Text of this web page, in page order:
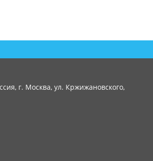
г. Москва, ул. Кржижановского,